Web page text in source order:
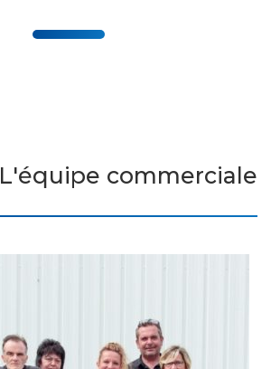
L'équipe commerciale